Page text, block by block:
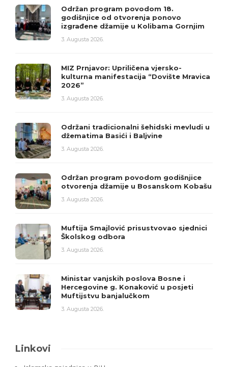
Održan program povodom 18.
godišnjice od otvorenja ponovo
izgrađene džamije u Kolibama Gornjim
3. Augusta 2026.
MIZ Prnjavor: Upriličena vjersko-
kulturna manifestacija “Dovište Mravica
2026”
3. Augusta 2026.
Održani tradicionalni šehidski mevludi u
džematima Basići i Baljvine
3. Augusta 2026.
Održan program povodom godišnjice
otvorenja džamije u Bosanskom Kobašu
3. Augusta 2026.
Muftija Smajlović prisustvovao sjednici
Školskog odbora
3. Augusta 2026.
Ministar vanjskih poslova Bosne i
Hercegovine g. Konaković u posjeti
Muftijstvu banjalučkom
3. Augusta 2026.
Linkovi